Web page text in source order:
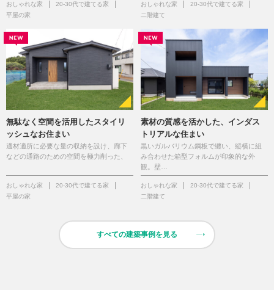
おしゃれな家
20-30代で建てる家
平屋の家
おしゃれな家
20-30代で建てる家
二階建て
無駄なく空間を活用したスタイリ
ッシュなお住まい
適材適所に必要な量の収納を設け、廊下
などの通路のための空間を極力削った、
おしゃれな家
20-30代で建てる家
平屋の家
素材の質感を活かした、インダス
トリアルな住まい
黒いガルバリウム鋼板で纏い、縦横に組
み合わせた箱型フォルムが印象的な外
観。壁…
おしゃれな家
20-30代で建てる家
二階建て
すべての建築事例を見る